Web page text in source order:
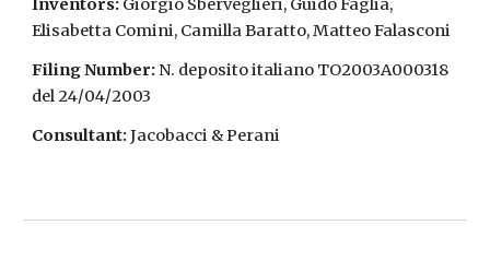
Inventors: Giorgio Sberveglieri, Guido Faglia,
Elisabetta Comini, Camilla Baratto, Matteo Falasconi
Filing Number:N. deposito italiano TO2003A000318
del 24/04/2003
Consultant:Jacobacci & Perani